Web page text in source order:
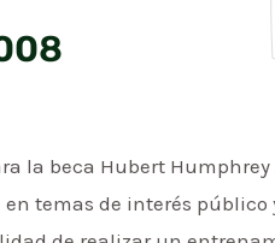
la beca Hubert
temas de interés público